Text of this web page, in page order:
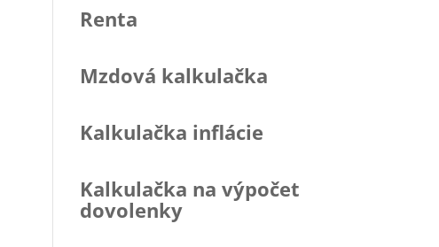
Renta
Mzdová kalkulačka
Kalkulačka inflácie
Kalkulačka na výpočet
dovolenky